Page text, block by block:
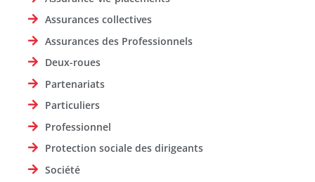
Assurances collectives
Assurances des Professionnels
Deux-roues
Partenariats
Particuliers
Professionnel
Protection sociale des dirigeants
Société